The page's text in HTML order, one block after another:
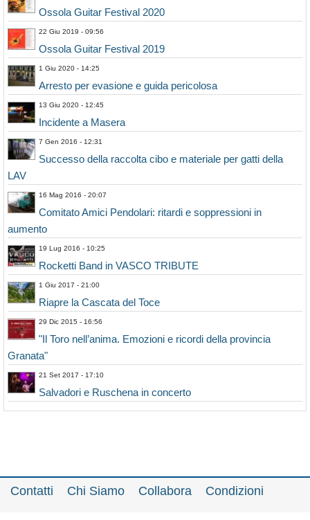
Ossola Guitar Festival 2020
22 Giu 2019 - 09:56
Ossola Guitar Festival 2019
1 Giu 2020 - 14:25
Arresto per evasione e guida pericolosa
13 Giu 2020 - 12:45
Incidente a Masera
7 Gen 2016 - 12:31
Successo della raccolta cibo e materiale per gatti della
LAV
16 Mag 2016 - 20:07
Comitato Amici Pendolari: ritardi e soppressioni in
aumento
19 Lug 2016 - 10:25
Rocketti Band in VASCO TRIBUTE
1 Giu 2017 - 21:00
Riapre la Cascata del Toce
29 Dic 2015 - 16:56
"Il Toro nell’anima. Emozioni e ricordi della provincia
Granata"
21 Set 2017 - 17:10
Salvadori e Ruschena in concerto
Contatti Chi Siamo Collabora
Condizioni